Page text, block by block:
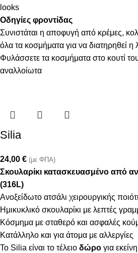
looks
Οδηγίες φροντίδας
Συνιστάται η αποφυγή από κρέμες,
όλα τα κοσμήματα για να διατηρηθεί η
Φυλάσσετε τα κοσμήματα στο κουτί
αναλλοίωτα
Silia
24,00 € (με ΦΠΑ)
Σκουλαρίκι κατασκευασμένο από
(316L)
Ανοξείδωτο ατσάλι χειρουργικής
Ημικυκλικό σκουλαρίκι με λεπτές
Κόσμημα με σταθερό και ασφαλές
Κατάλληλο και για άτομα με αλλεργίες
Το Silia είναι το τέλειο δώρο για